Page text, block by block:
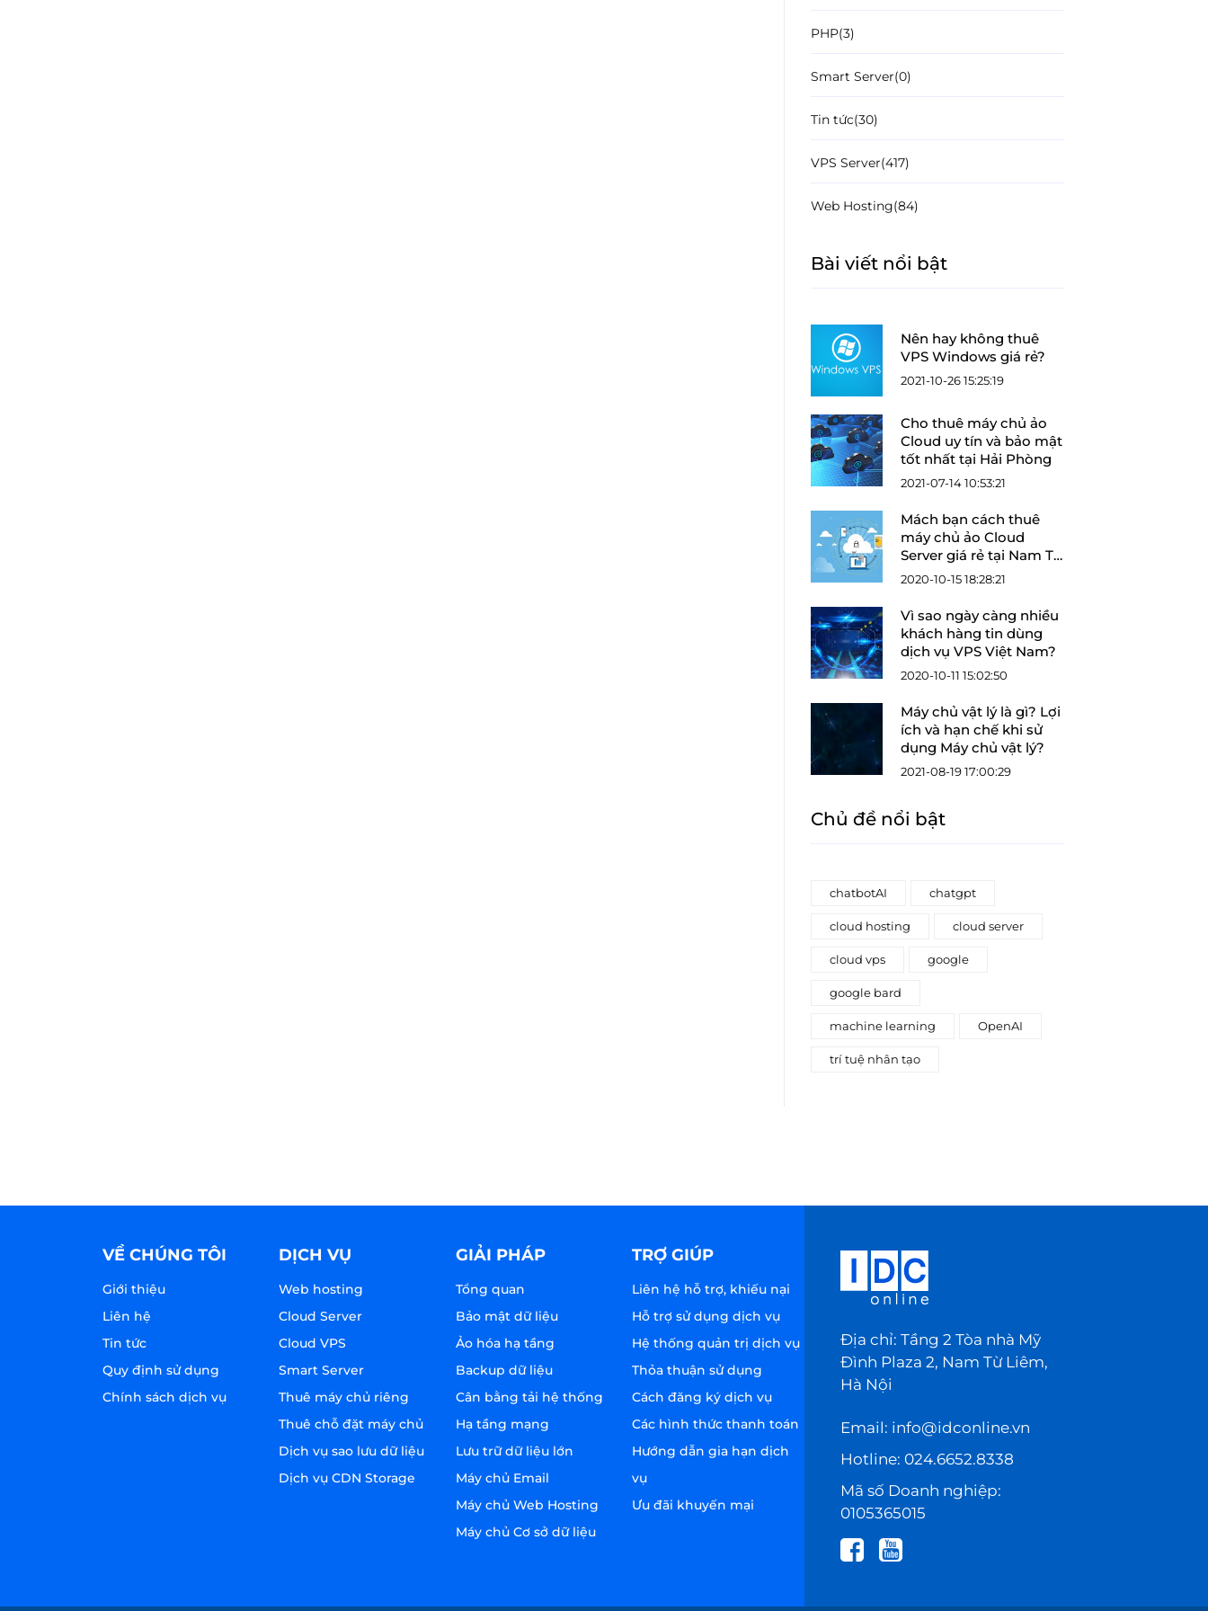
PHP(3)
Smart Server(0)
Tin tức(30)
VPS Server(417)
Web Hosting(84)
Bài viết nổi bật
Nên hay không thuê
VPS Windows giá rẻ?
2021-10-26 15:25:19
Cho thuê máy chủ ảo
Cloud uy tín và bảo mật
tốt nhất tại Hải Phòng
2021-07-14 10:53:21
Mách bạn cách thuê
máy chủ ảo Cloud
Server giá rẻ tại Nam Từ
Liêm
2020-10-15 18:28:21
Vì sao ngày càng nhiều
khách hàng tin dùng
dịch vụ VPS Việt Nam?
2020-10-11 15:02:50
Máy chủ vật lý là gì? Lợi
ích và hạn chế khi sử
dụng Máy chủ vật lý?
2021-08-19 17:00:29
Chủ đề nổi bật
chatbotAI chatgpt
cloud hosting cloud server
cloud vps google
google bard
machine learning OpenAI
trí tuệ nhân tạo
VỀ CHÚNG TÔI
Giới thiệu
Liên hệ
Tin tức
Quy định sử dụng
Chính sách dịch vụ
DỊCH VỤ
Web hosting
Cloud Server
Cloud VPS
Smart Server
Thuê máy chủ riêng
Thuê chỗ đặt máy chủ
Dịch vụ sao lưu dữ liệu
Dịch vụ CDN Storage
GIẢI PHÁP
Tổng quan
Bảo mật dữ liệu
Ảo hóa hạ tầng
Backup dữ liệu
Cân bằng tải hệ thống
Hạ tầng mạng
Lưu trữ dữ liệu lớn
Máy chủ Email
Máy chủ Web Hosting
Máy chủ Cơ sở dữ liệu
TRỢ GIÚP
Liên hệ hỗ trợ, khiếu nại
Hỗ trợ sử dụng dịch vụ
Hệ thống quản trị dịch vụ
Thỏa thuận sử dụng
Cách đăng ký dịch vụ
Các hình thức thanh toán
Hướng dẫn gia hạn dịch
vụ
Ưu đãi khuyến mại
Địa chỉ: Tầng 2 Tòa nhà Mỹ
Đình Plaza 2, Nam Từ Liêm,
Hà Nội
Email: info@idconline.vn
Hotline: 024.6652.8338
Mã số Doanh nghiệp:
0105365015